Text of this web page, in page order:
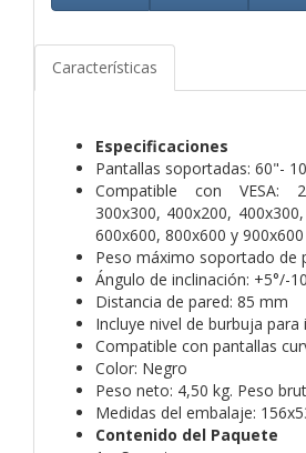
Características
Especificaciones
Pantallas soportadas: 60"-
Compatible con VESA:
300x300, 400x200,
600x600, 800x600 y 900x600
Peso máximo soportado de
Ángulo de inclinación: +5°/-
Distancia de pared: 85 mm
Incluye nivel de burbuja para
Compatible con pantallas
Color: Negro
Peso neto: 4,50 kg. Peso
Medidas del embalaje:
Contenido del Paquete